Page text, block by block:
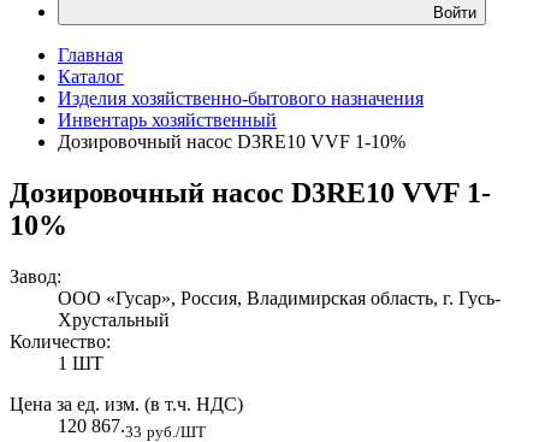
Войти
Главная
Каталог
Изделия хозяйственно-бытового назначения
Инвентарь хозяйственный
Дозировочный насос D3RE10 VVF 1-10%
Дозировочный насос D3RE10 VVF 1-
10%
Завод:
ООО «Гусар», Россия, Владимирская область, г. Гусь-
Хрустальный
Количество:
1 ШТ
Цена за ед. изм. (в т.ч. НДС)
120 867.33 руб./ШТ